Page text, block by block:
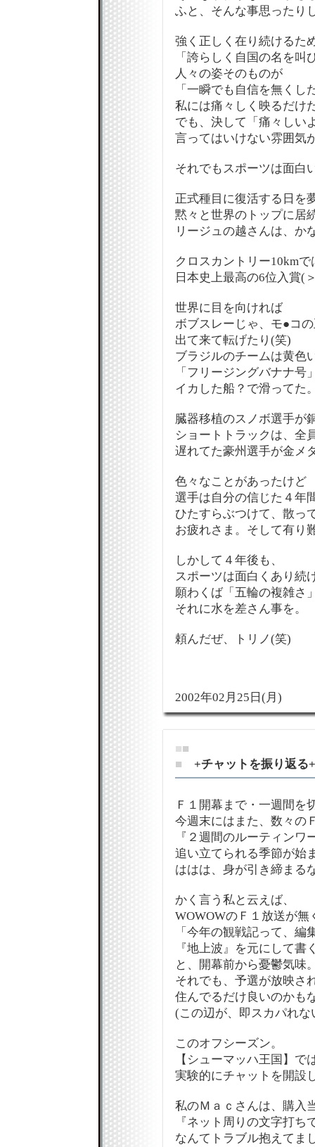
ふと、そんな事思ったり
強く正しく在り続けるた
「誇らしく自国の名を叫
人々の姿そのものが
「一瞬でも自信を無くし
私には痛々しく映るだけ
でも、決して「痛々しい
言ってはいけない雰囲気
それでもスポーツは面白
正式種目に復活する日を
黙々と世界のトップに居
リージュの越さんは、か
クロスカントリー10kmで
日本史上最高の6位入賞(
世界に目を向ければ
ボブスレーじゃ、モ●コ
出て来て転げたり(笑)
ブラジルのチームは黄色
「フリージングバナナ号
イカした船？で滑ってた
臓器移植のスノボ選手が
ショートトラックは、全
遅れてた豪州選手が金メ
色々なことがあったけど
選手は自分の信じた４年
ひたすらぶつけて、散っ
お疲れさま。そして有り
しかして４年後も、
スポーツは面白くあり続
願わくば「五輪の複雑さ
それに水を差さん事を。
頼んだぜ、トリノ(笑)
2002年02月25日(月)
■■
■
+チャットを振り返る+
Ｆ１開幕まで・一週間を
今週末にはまた、数々の
『２週間のルーティンワ
追い立てられる季節が始
ははは、身が引き締まる
かく言う私と云えば、
WOWOWのＦ１放送が無
「今年の観戦記って、編
『地上波』を元にして書
と、開幕前から憂鬱気味
それでも、予選が放映さ
住んでるだけ良いのかも
(この辺が、即スカパれな
このオフシーズン。
【シューマッハ王国】で
実験的にチャットを開設
私のＭａｃさんは、購入
『ネット周りの文字打ち
なんてトラブル抱えてま